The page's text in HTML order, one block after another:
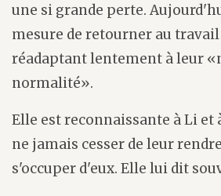
une si grande perte.
mesure de retourner au travail
réadaptant lentement à leur
normalité».
Elle est reconnaissante à Li et
ne jamais cesser de leur
s'occuper d'eux. Elle lui dit